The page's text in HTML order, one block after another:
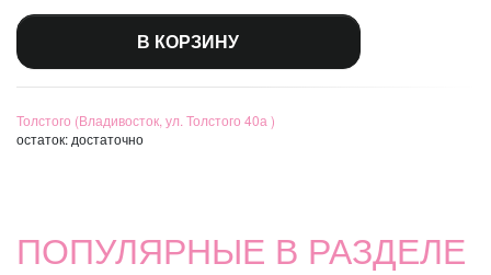
В КОРЗИНУ
Толстого (Владивосток, ул. Толстого 40а )
остаток: достаточно
ПОПУЛЯРНЫЕ В РАЗДЕЛЕ